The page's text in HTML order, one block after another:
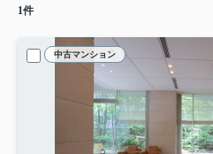
1件
中古マンション